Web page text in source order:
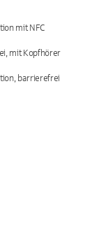
mit NFC
mit Kopfhörer
barrierefrei